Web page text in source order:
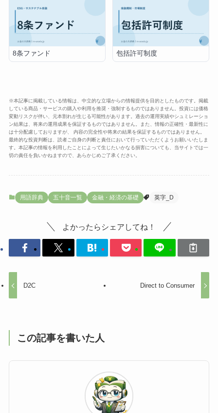
8条ファンド 包括許可制度
※本記事に掲載している情報は、中立的な立場からの情報提供を目的としたものです。掲載
している商品・サービスの購入や利用を推奨・強制するものではありません。投資には価格
変動リスクが伴い、元本割れが生じる可能性があります。過去の運用実績やシュミレーショ
ン結果は、将来の運用成果を保証するものではありません。また、情報の正確性・最新性に
は十分配慮しておりますが、 内容の完全性や将来の結果を保証するものではありません。
最終的な投資判断は、読者ご自身の判断と責任において行っていただくようお願いいたしま
す。本記事の情報を利用したことによって生じたいかなる損害についても、当サイトでは一
切の責任を負いかねますので、あらかじめご了承ください。
用語辞典 五十音一覧 金融・経済の基礎 英字_D
よかったらシェアしてね！
D2C Direct to Consumer
この記事を書いた人